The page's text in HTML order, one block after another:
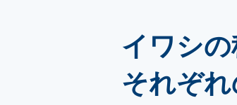
イワシの
それぞ